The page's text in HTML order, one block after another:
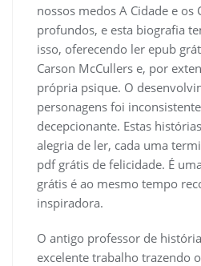
nossos medos A Cidade e os
profundos, e esta biografia
isso, oferecendo ler epub
Carson McCullers e, por
própria psique. O
personagens foi
decepcionante. Estas
alegria de ler, cada uma
pdf grátis de felicidade. É
grátis é ao mesmo tempo
inspiradora.
O antigo professor de
excelente trabalho trazendo